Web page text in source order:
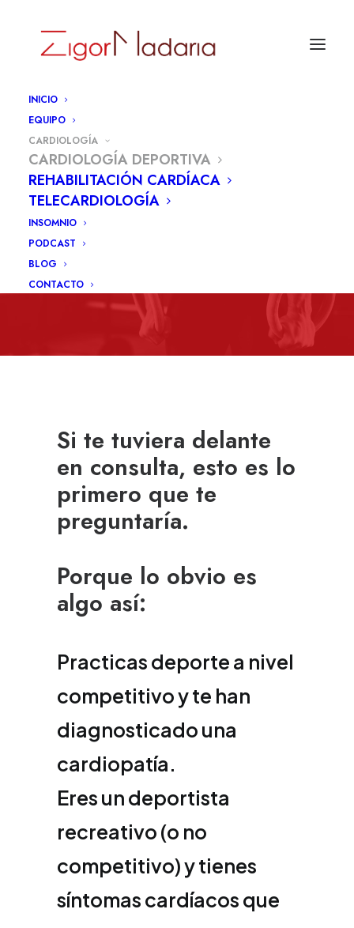
INICIO
EQUIPO
CARDIOLOGÍA
CARDIOLOGÍA DEPORTIVA
REHABILITACIÓN CARDÍACA
TELECARDIOLOGÍA
INSOMNIO
PODCAST
BLOG
CONTACTO
¿CÓMO TE SIENTES?
Si te tuviera delante
en consulta, esto es lo
primero que te
preguntaría.
Porque lo obvio es
algo así:
Practicas deporte a nivel
competitivo y te han
diagnosticado una
cardiopatía.
Eres un deportista
recreativo (o no
competitivo) y tienes
síntomas cardíacos que